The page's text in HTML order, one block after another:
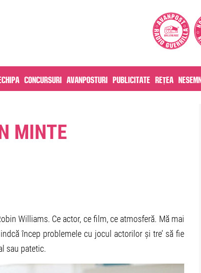
Echipa Concursuri Avanposturi Publicitate Rețea
MINTE
Williams. Ce actor, ce film, ce atmosferă. Mă mai
încep problemele cu jocul actorilor și tre’ să fie
sau patetic.